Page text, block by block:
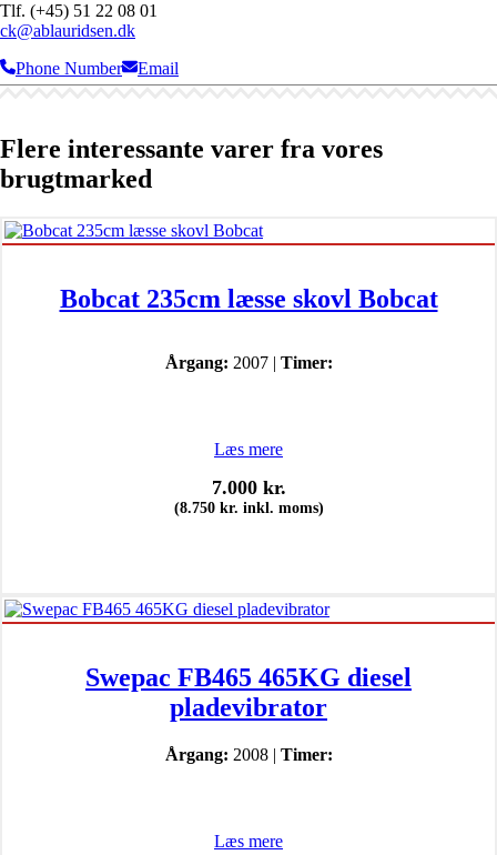
Tlf. (+45) 51 22 08 01
ck@ablauridsen.dk
Phone Number
Email
Flere interessante varer fra vores
brugtmarked
Bobcat 235cm læsse skovl Bobcat
Årgang: 2007 | Timer:
Læs mere
7.000 kr.
(8.750 kr. inkl. moms)
Swepac FB465 465KG diesel
pladevibrator
Årgang: 2008 | Timer:
Læs mere